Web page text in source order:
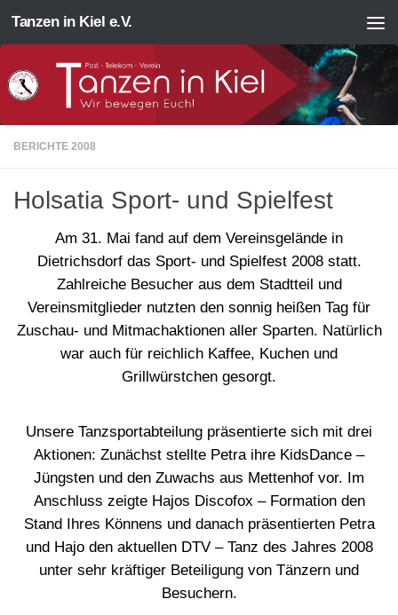
Zum Inhalt springen
Tanzen in Kiel e.V.
BERICHTE 2008
Holsatia Sport- und Spielfest
Am 31. Mai fand auf dem Vereinsgelände in
Dietrichsdorf das Sport- und Spielfest 2008 statt.
Zahlreiche Besucher aus dem Stadtteil und
Vereinsmitglieder nutzten den sonnig heißen Tag für
Zuschau- und Mitmachaktionen aller Sparten. Natürlich
war auch für reichlich Kaffee, Kuchen und
Grillwürstchen gesorgt.
Unsere Tanzsportabteilung präsentierte sich mit drei
Aktionen: Zunächst stellte Petra ihre KidsDance –
Jüngsten und den Zuwachs aus Mettenhof vor. Im
Anschluss zeigte Hajos Discofox – Formation den
Stand Ihres Könnens und danach präsentierten Petra
und Hajo den aktuellen DTV – Tanz des Jahres 2008
unter sehr kräftiger Beteiligung von Tänzern und
Besuchern.